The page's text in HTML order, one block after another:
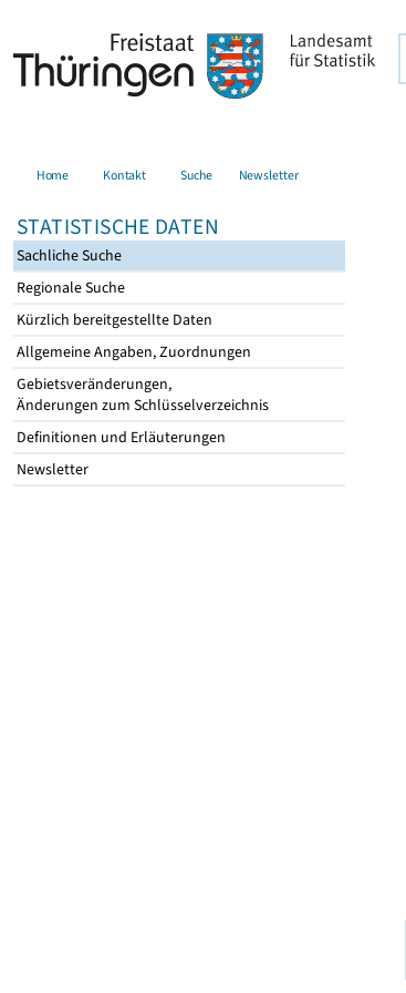
Home Kontakt Suche Newsletter
STATISTISCHE DATEN
Sachliche Suche
Regionale Suche
Kürzlich bereitgestellte Daten
Allgemeine Angaben, Zuordnungen
Gebietsveränderungen,
Änderungen zum Schlüsselverzeichnis
Definitionen und Erläuterungen
Newsletter